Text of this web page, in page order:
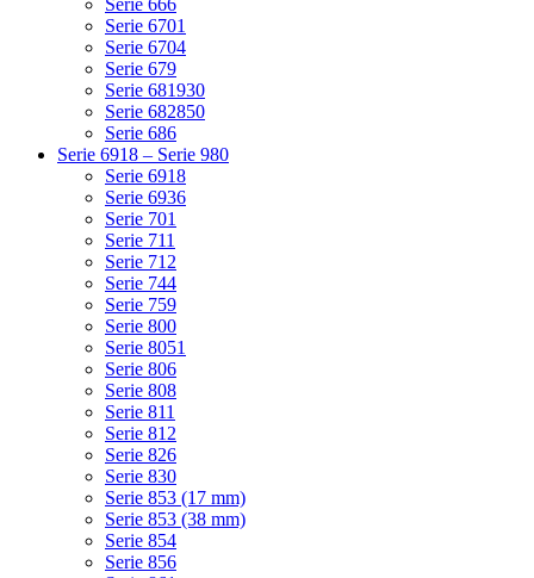
Serie 666
Serie 6701
Serie 6704
Serie 679
Serie 681930
Serie 682850
Serie 686
Serie 6918 – Serie 980
Serie 6918
Serie 6936
Serie 701
Serie 711
Serie 712
Serie 744
Serie 759
Serie 800
Serie 8051
Serie 806
Serie 808
Serie 811
Serie 812
Serie 826
Serie 830
Serie 853 (17 mm)
Serie 853 (38 mm)
Serie 854
Serie 856